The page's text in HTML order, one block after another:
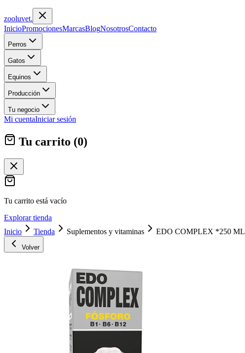
zooluvet.
InicioPromocionesMarcasBlogNosotrosContacto
Perros
Gatos
Equinos
Producción
Tu negocio
Mi cuentaIniciar sesión
Tu carrito (0)
Tu carrito está vacío
Explorar tienda
Inicio
Tienda Suplementos y vitaminas EDO COMPLEX *250 ML
Volver